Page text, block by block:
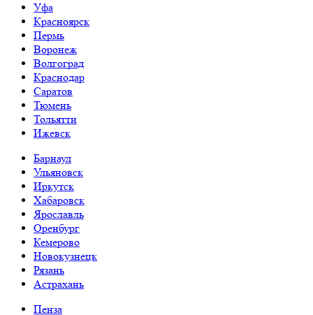
Уфа
Красноярск
Пермь
Воронеж
Волгоград
Краснодар
Саратов
Тюмень
Тольятти
Ижевск
Барнаул
Ульяновск
Иркутск
Хабаровск
Ярославль
Оренбург
Кемерово
Новокузнецк
Рязань
Астрахань
Пенза